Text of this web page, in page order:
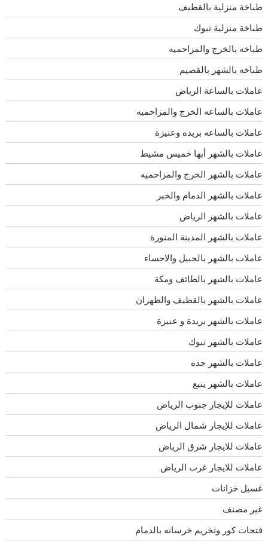
طباخة منزلية بالقطيف
طباخة منزلية تبوك
طباخه بالخرج والمزاحميه
طباخه بالشهر بالقصيم
عاملات بالساعة الرياض
عاملات بالساعه الخرج والمزاحميه
عاملات بالساعه بريده وعنيزة
عاملات بالشهر أبها خميس مشيط
عاملات بالشهر الخرج والمزاحميه
عاملات بالشهر الدمام والخبر
عاملات بالشهر الرياض
عاملات بالشهر المدينة المنورة
عاملات بالشهر بالجبيل والاحساء
عاملات بالشهر بالطائف ومكة
عاملات بالشهر بالقطيف والظهران
عاملات بالشهر بريدة و عنيزة
عاملات بالشهر تبوك
عاملات بالشهر جده
عاملات بالشهر ينبع
عاملات للإيجار جنوب الرياض
عاملات للإيجار شمال الرياض
عاملات للايجار شرق الرياض
عاملات للايجار غرب الرياض
غسيل خزانات
غير مصنف
فتحات كور وتخريم خرسانه بالدمام